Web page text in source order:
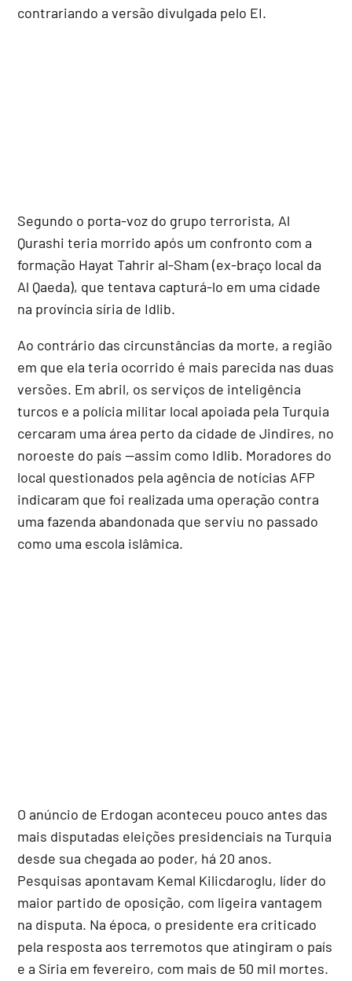
contrariando a versão divulgada pelo EI.
Segundo o porta-voz do grupo terrorista, Al
Qurashi teria morrido após um confronto com a
formação Hayat Tahrir al-Sham (ex-braço local da
Al Qaeda), que tentava capturá-lo em uma cidade
na província síria de Idlib.
Ao contrário das circunstâncias da morte, a região
em que ela teria ocorrido é mais parecida nas duas
versões. Em abril, os serviços de inteligência
turcos e a polícia militar local apoiada pela Turquia
cercaram uma área perto da cidade de Jindires, no
noroeste do país --assim como Idlib. Moradores do
local questionados pela agência de notícias AFP
indicaram que foi realizada uma operação contra
uma fazenda abandonada que serviu no passado
como uma escola islâmica.
O anúncio de Erdogan aconteceu pouco antes das
mais disputadas eleições presidenciais na Turquia
desde sua chegada ao poder, há 20 anos.
Pesquisas apontavam Kemal Kilicdaroglu, líder do
maior partido de oposição, com ligeira vantagem
na disputa. Na época, o presidente era criticado
pela resposta aos terremotos que atingiram o país
e a Síria em fevereiro, com mais de 50 mil mortes.